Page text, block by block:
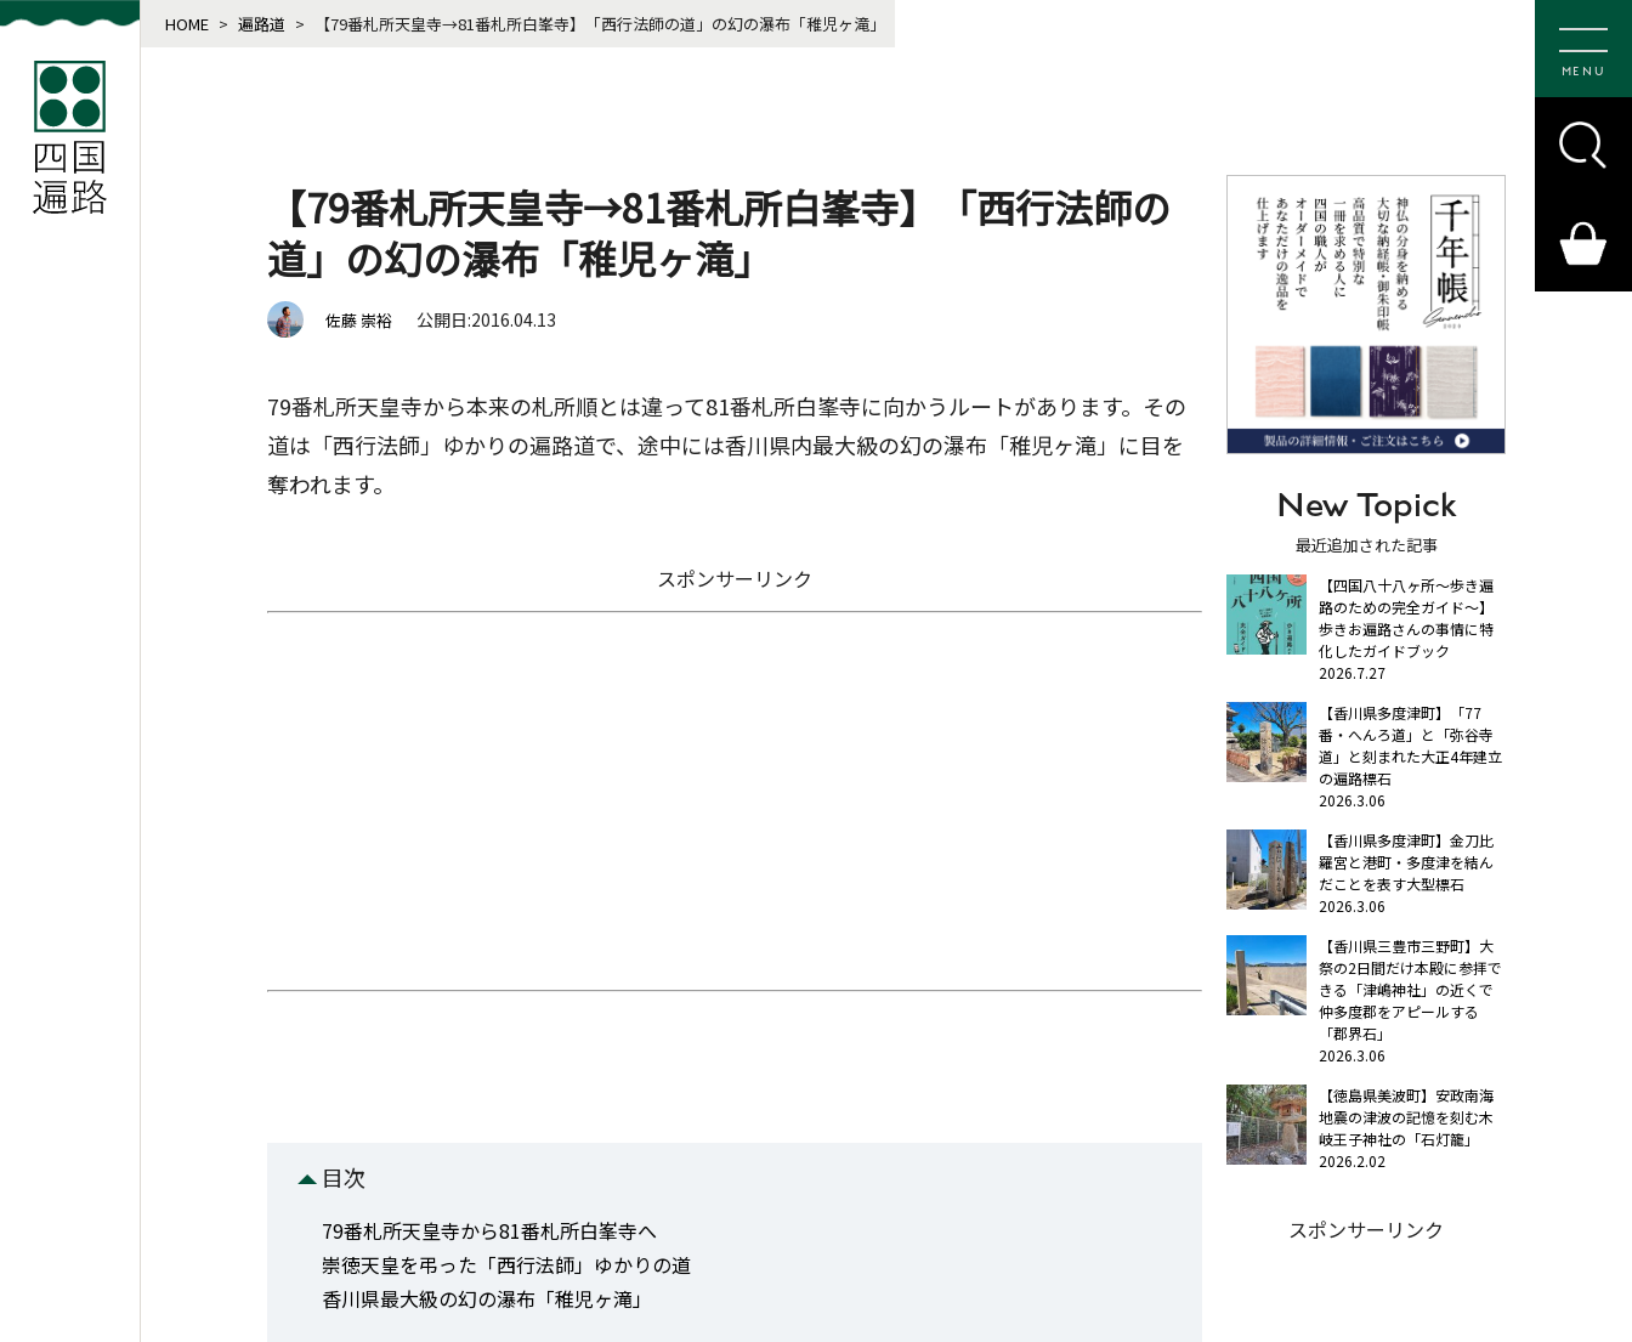
MENU
HOME > 遍路道 > 【79番札所天皇寺→81番札所白峯寺】「西行法師の道」の幻の瀑布「稚児ヶ滝」
【79番札所天皇寺→81番札所白峯寺】「西行法師の
道」の幻の瀑布「稚児ヶ滝」
佐藤 崇裕 公開日:2016.04.13
79番札所天皇寺から本来の札所順とは違って81番札所白峯寺に向かうルートがあります。その
道は「西行法師」ゆかりの遍路道で、途中には香川県内最大級の幻の瀑布「稚児ヶ滝」に目を
奪われます。
スポンサーリンク
目次
79番札所天皇寺から81番札所白峯寺へ
崇徳天皇を弔った「西行法師」ゆかりの道
香川県最大級の幻の瀑布「稚児ヶ滝」
New Topick
最近追加された記事
【四国八十八ヶ所～歩き遍
路のための完全ガイド～】
歩きお遍路さんの事情に特
化したガイドブック
2026.7.27
【香川県多度津町】「77
番・へんろ道」と「弥谷寺
道」と刻まれた大正4年建立
の遍路標石
2026.3.06
【香川県多度津町】金刀比
羅宮と港町・多度津を結ん
だことを表す大型標石
2026.3.06
【香川県三豊市三野町】大
祭の2日間だけ本殿に参拝で
きる「津嶋神社」の近くで
仲多度郡をアピールする
「郡界石」
2026.3.06
【徳島県美波町】安政南海
地震の津波の記憶を刻む木
岐王子神社の「石灯籠」
2026.2.02
スポンサーリンク